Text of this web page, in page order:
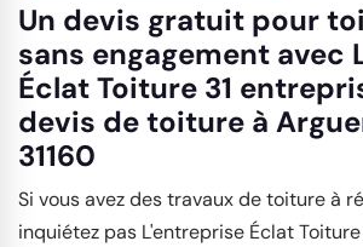
Un devis gratuit pour
sans engagement avec
Éclat Toiture 31
devis de toiture à
31160
Si vous avez des travaux de toiture à
inquiétez pas L'entreprise Éclat